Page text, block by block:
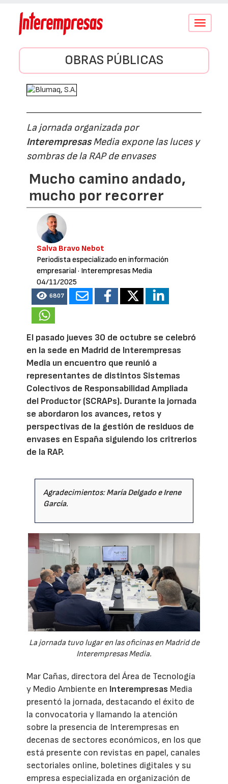
Conmutar
OBRAS PÚBLICAS
La jornada organizada por
InterempresasMedia expone las luces y
sombras de la RAP de envases
Mucho camino andado,
mucho por recorrer
Salva Bravo Nebot
Periodista especializado en información
empresarial· Interempresas Media
04/11/2025
6807
El pasado jueves 30 de octubre se celebró
en la sede en Madrid de Interempresas
Media un encuentro que reunió a
representantes de distintos Sistemas
Colectivos de Responsabilidad Ampliada
del Productor (SCRAPs). Durante la jornada
se abordaron los avances, retos y
perspectivas de la gestión de residuos de
envases en España siguiendo los critrerios
de la RAP.
Agradecimientos:María DelgadoeIrene
García.
La jornada tuvo lugar en las oficinas en Madrid de
Interempresas Media.
Mar Cañas, directora del Área de Tecnología
y Medio Ambiente en Interempresas Media
presentó la jornada, destacando el éxito de
la convocatoria y llamando la atención
sobre la presencia de Interempresas en
decenas de sectores económicos, en los que
está presente con revistas en papel, canales
sectoriales online, boletines digitales y su
empresa especializada en organización de